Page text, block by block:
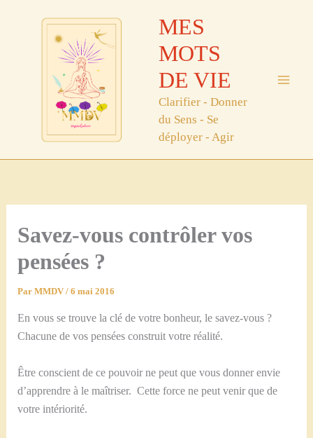
MES
MOTS
DE VIE
Clarifier - Donner
du Sens - Se
déployer - Agir
Savez-vous contrôler vos
pensées ?
Par MMDV / 6 mai 2016
En vous se trouve la clé de votre bonheur, le savez-vous ?
Chacune de vos pensées construit votre réalité.
Être conscient de ce pouvoir ne peut que vous donner envie
d’apprendre à le maîtriser. Cette force ne peut venir que de
votre intériorité.